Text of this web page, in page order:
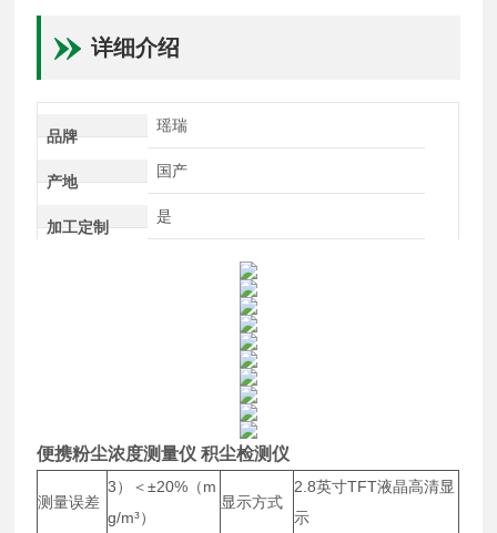
详细介绍
品牌
瑶瑞
产地
国产
加工定制
是
便携粉尘浓度测量仪 积尘检测仪
测量误差
3）＜±20%（m
g/m³）
显示方式
2.8英寸TFT液晶高清显
示